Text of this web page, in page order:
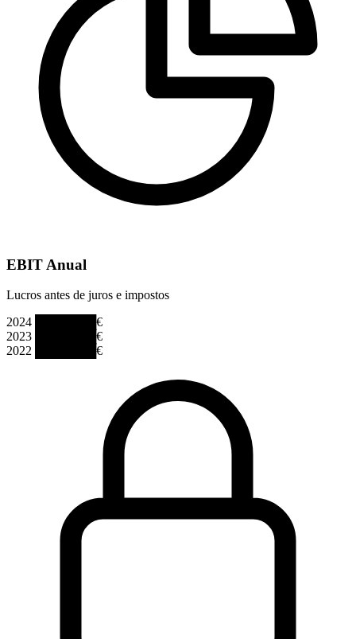
EBIT Anual
Lucros antes de juros e impostos
2024
███████€
2023
███████€
2022
███████€